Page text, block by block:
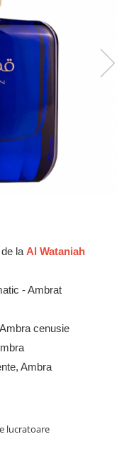
la Al Wataniah
- Ambrat
cenusie
Ambra
lucratoare